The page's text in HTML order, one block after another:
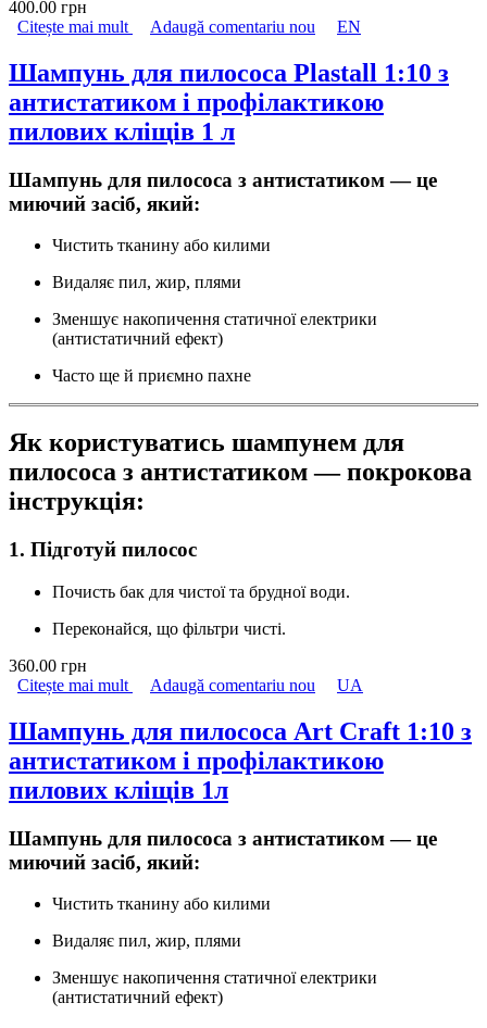
400.00 грн
Citește mai mult
despre Антисептик для взуття Art Craft Active
Adaugă comentariu nou EN
Шампунь для пилососа Plastall 1:10 з
антистатиком і профілактикою
пилових кліщів 1 л
Шампунь для пилососа з антистатиком — це
миючий засіб, який:
Чистить тканину або килими
Видаляє пил, жир, плями
Зменшує накопичення статичної електрики
(антистатичний ефект)
Часто ще й приємно пахне
Як користуватись шампунем для
пилососа з антистатиком — покрокова
інструкція:
1. Підготуй пилосос
Почисть бак для чистої та брудної води.
Переконайся, що фільтри чисті.
360.00 грн
Citește mai mult
despre Шампунь для пилососа Plastall 1:10 з
1 л
Adaugă comentariu nou UA
Шампунь для пилососа Art Craft 1:10 з
антистатиком і профілактикою
пилових кліщів 1л
Шампунь для пилососа з антистатиком — це
миючий засіб, який:
Чистить тканину або килими
Видаляє пил, жир, плями
Зменшує накопичення статичної електрики
(антистатичний ефект)